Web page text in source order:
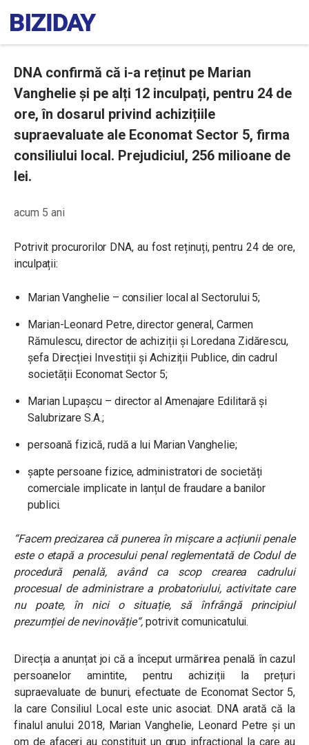
DNA confirmă că i-a reținut pe Marian
Vanghelie și pe alți 12 inculpați, pentru 24 de
ore, în dosarul privind achizițiile
supraevaluate ale Economat Sector 5, firma
consiliului local. Prejudiciul, 256 milioane de
lei.
acum 5 ani
Potrivit procurorilor DNA, au fost reținuți, pentru 24 de ore,
inculpații:
Marian Vanghelie – consilier local al Sectorului 5;
Marian-Leonard Petre, director general, Carmen
Rămulescu, director de achiziții și Loredana Zidărescu,
șefa Direcției Investiții și Achiziții Publice, din cadrul
societății Economat Sector 5;
Marian Lupașcu – director al Amenajare Edilitară și
Salubrizare S.A.;
persoană fizică, rudă a lui Marian Vanghelie;
șapte persoane fizice, administratori de societăți
comerciale implicate in lanțul de fraudare a banilor
publici.
“Facem precizarea că punerea în mișcare a acțiunii penale
este o etapă a procesului penal reglementată de Codul de
procedură penală, având ca scop crearea cadrului
procesual de administrare a probatoriului, activitate care
nu poate, în nici o situație, să înfrângă principiul
prezumției de nevinovăție“, potrivit comunicatului.
Direcția a anunțat joi că a început urmărirea penală în cazul
persoanelor amintite, pentru achiziții la prețuri
supraevaluate de bunuri, efectuate de Economat Sector 5,
la care Consiliul Local este unic asociat. DNA arată că la
finalul anului 2018, Marian Vanghelie, Leonard Petre și un
om de afaceri au constituit un grup infracțional la care au